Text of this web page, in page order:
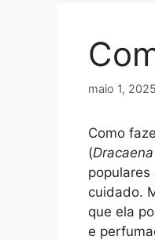
maio 1, 2025
Como
(
cuidado.
que ela
e